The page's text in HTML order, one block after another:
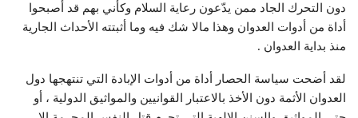
دون التحرك الجاد ممن يدّعون رعاية السلام وكأني بهم قد أصبحوا
أداة من أدوات العدوان وهذا مالا شك فيه وما أثبتته الأحداث الجارية
منذ بداية العدوان .
لقد أضحت سياسة الحصار أداة من أدوات الإبادة التي تنتهجها دول
العدوان الأثمة دون الأخذ بالاعتبار القوانيين والمواثيق الدولية ، أو